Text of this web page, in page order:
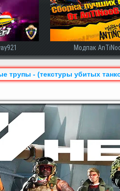
Модпак
трупы - (текстуры убитых